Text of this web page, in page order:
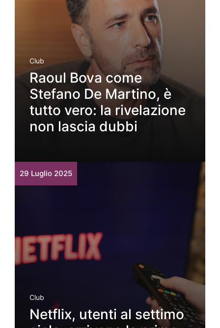
Club
Raoul Bova come
Stefano De Martino, è
tutto vero: la rivelazione
non lascia dubbi
29 Luglio 2025
Club
Netflix, utenti al settimo